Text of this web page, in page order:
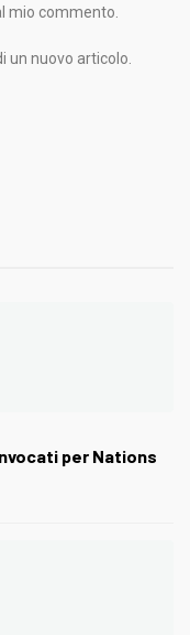
mio commento.
un nuovo articolo.
per Nations